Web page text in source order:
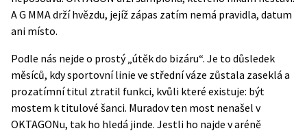
A G MMA drží hvězdu, jejíž zápas zatím nemá pravidla, datum
ani místo.
Podle nás nejde o prostý „útěk do bizáru“. Je to důsledek
měsíců, kdy sportovní linie ve střední váze zůstala zaseklá a
prozatímní titul ztratil funkci, kvůli které existuje: být
mostem k titulové šanci. Muradov ten most nenašel v
OKTAGONu, tak ho hledá jinde. Jestli ho najde v aréně